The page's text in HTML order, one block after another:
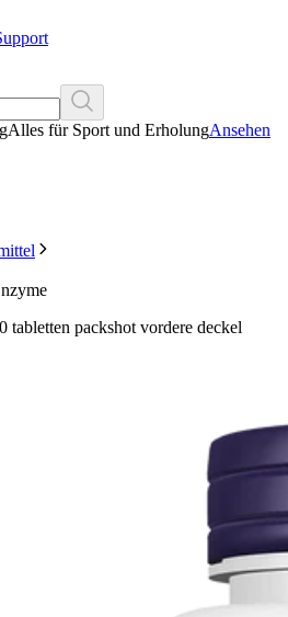
Alles für Sport und ErholungAnsehen
tabletten packshot vordere deckel